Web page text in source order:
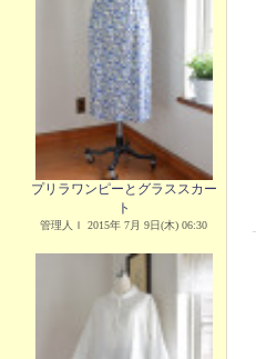
プリラワンピーとグラススカー
ト
管理人Ｉ 2015年 7月 9日(木) 06:30